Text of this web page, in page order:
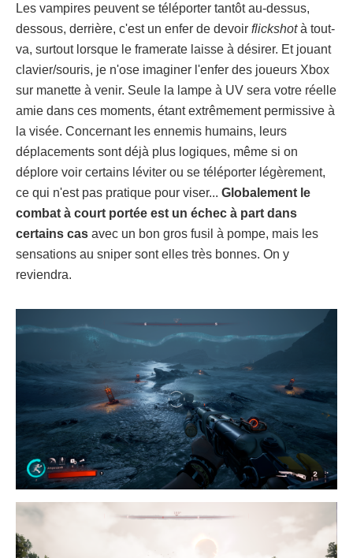
Les vampires peuvent se téléporter tantôt au-dessus,
dessous, derrière, c'est un enfer de devoir flickshotà tout-
va, surtout lorsque le framerate laisse à désirer. Et jouant
clavier/souris, je n'ose imaginer l'enfer des joueurs Xbox
sur manette à venir. Seule la lampe à UV sera votre réelle
amie dans ces moments, étant extrêmement permissive à
la visée. Concernant les ennemis humains, leurs
déplacements sont déjà plus logiques, même si on
déplore voir certains léviter ou se téléporter légèrement,
ce qui n'est pas pratique pour viser... Globalement le
combat à court portée est un échec à part dans
certains cas avec un bon gros fusil à pompe, mais les
sensations au sniper sont elles très bonnes. On y
reviendra.